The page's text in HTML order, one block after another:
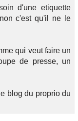
d'une etiquette
c'est qu'il ne le
qui veut faire un
de presse, un
blog du proprio du